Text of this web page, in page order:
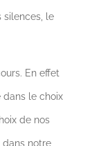
silences, le
En effet
dans le choix
de nos
notre